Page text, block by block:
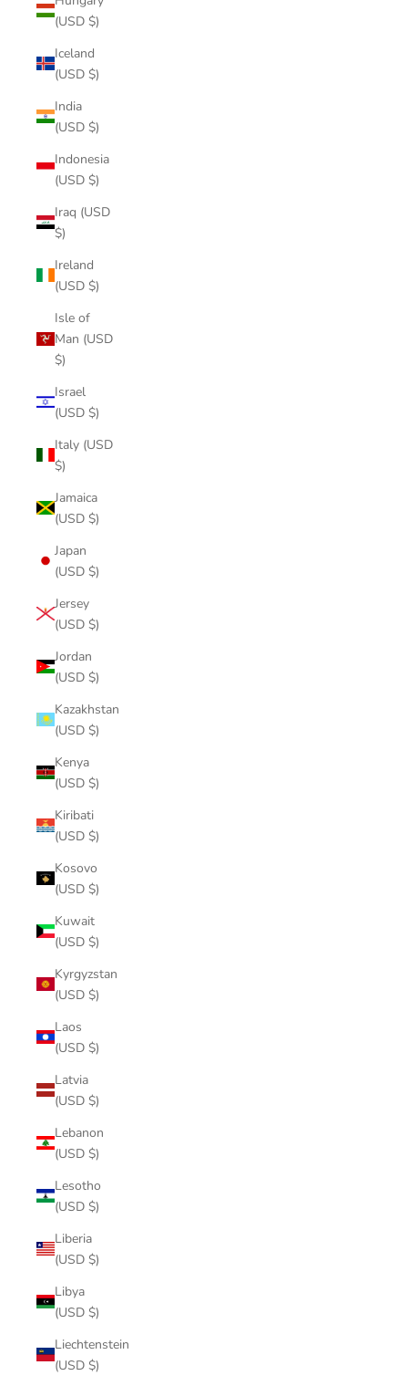
(USD $)
Iceland
(USD $)
India
(USD $)
Indonesia
(USD $)
Iraq (USD
$)
Ireland
(USD $)
Isle of
Man (USD
$)
Israel
(USD $)
Italy (USD
$)
Jamaica
(USD $)
Japan
(USD $)
Jersey
(USD $)
Jordan
(USD $)
Kazakhstan
(USD $)
Kenya
(USD $)
Kiribati
(USD $)
Kosovo
(USD $)
Kuwait
(USD $)
Kyrgyzstan
(USD $)
Laos
(USD $)
Latvia
(USD $)
Lebanon
(USD $)
Lesotho
(USD $)
Liberia
(USD $)
Libya
(USD $)
Liechtenstein
(USD $)